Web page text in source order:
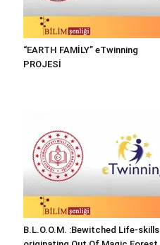
“EARTH FAMİLY” eTwinning
PROJESİ
B.L.O.O.M. :Bewitched Life-skills